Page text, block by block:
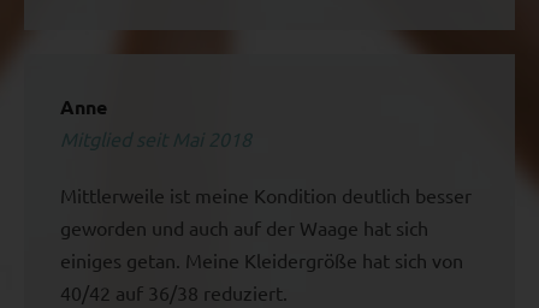
Anne
Mitglied seit Mai 2018
Mittlerweile ist meine Kondition deutlich besser
geworden und auch auf der Waage hat sich
einiges getan. Meine Kleidergröße hat sich von
40/42 auf 36/38 reduziert.